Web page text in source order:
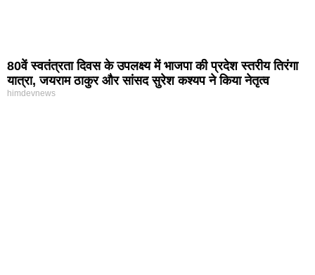
80वें स्वतंत्रता दिवस के उपलक्ष्य में भाजपा की प्रदेश स्तरीय तिरंगा
यात्रा, जयराम ठाकुर और सांसद सुरेश कश्यप ने किया नेतृत्व
himdevnews